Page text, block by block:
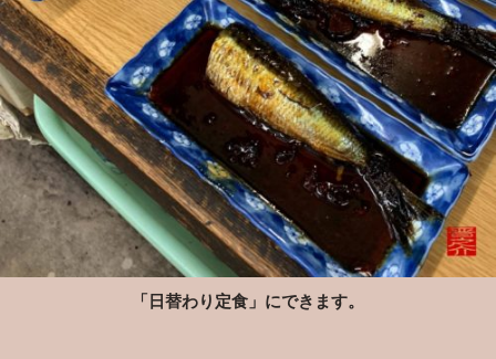
「日替わり定食」にできます。